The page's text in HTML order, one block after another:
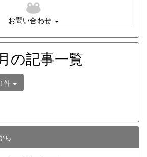
お問い合わせ
の記事一覧
1件
ら